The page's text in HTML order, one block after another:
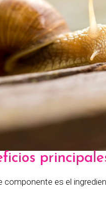
componente es el